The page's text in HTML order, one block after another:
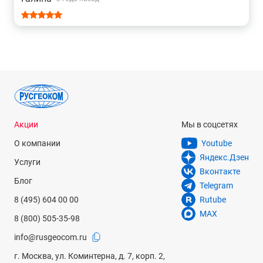
Акции
О компании
Услуги
Блог
8 (495) 604 00 00
8 (800) 505-35-98
info@rusgeocom.ru
г. Москва, ул. Коминтерна, д. 7, корп. 2,
Мы в соцсетях
Youtube
Яндекс.Дзен
Вконтакте
Telegram
Rutube
MAX